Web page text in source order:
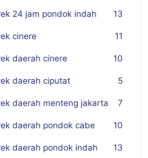
24 jam pondok indah 13
cinere 11
daerah cinere 10
daerah ciputat 5
daerah menteng jakarta 7
daerah pondok cabe 10
daerah pondok indah 13